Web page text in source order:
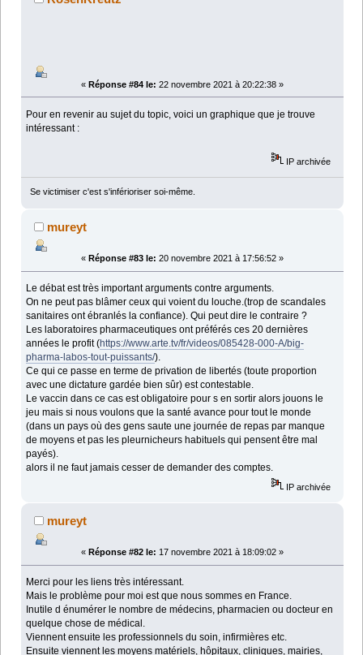
« Réponse #84 le: 22 novembre 2021 à 20:22:38 »
Pour en revenir au sujet du topic, voici un graphique que je trouve
intéressant :
IP archivée
Se victimiser c'est s'inférioriser soi-même.
mureyt
« Réponse #83 le: 20 novembre 2021 à 17:56:52 »
Le débat est très important arguments contre arguments.
On ne peut pas blâmer ceux qui voient du louche.(trop de scandales
sanitaires ont ébranlés la confiance). Qui peut dire le contraire ?
Les laboratoires pharmaceutiques ont préférés ces 20 dernières
années le profit (https://www.arte.tv/fr/videos/085428-000-A/big-
pharma-labos-tout-puissants/).
Ce qui ce passe en terme de privation de libertés (toute proportion
avec une dictature gardée bien sûr) est contestable.
Le vaccin dans ce cas est obligatoire pour s en sortir alors jouons le
jeu mais si nous voulons que la santé avance pour tout le monde
(dans un pays où des gens saute une journée de repas par manque
de moyens et pas les pleurnicheurs habituels qui pensent être mal
payés).
alors il ne faut jamais cesser de demander des comptes.
IP archivée
mureyt
« Réponse #82 le: 17 novembre 2021 à 18:09:02 »
Merci pour les liens très intéressant.
Mais le problème pour moi est que nous sommes en France.
Inutile d énumérer le nombre de médecins, pharmacien ou docteur en
quelque chose de médical.
Viennent ensuite les professionnels du soin, infirmières etc.
Ensuite viennent les moyens matériels, hôpitaux, cliniques, mairies,